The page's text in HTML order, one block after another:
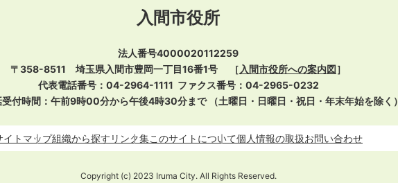
入間市役所
法人番号4000020112259
〒358-8511 埼玉県入間市豊岡一丁目16番1号
［ 入間市役所への案内図］
代表電話番号：04-2964-1111 ファクス番号：04-2965-0232
受付時間：午前9時00分から午後4時30分まで
（土曜日・日曜日・祝日・年末年始を除く）
イトマップ組織から探す リンク集このサイトについて個人情報の取扱お問い合わせ
Copyright (c) 2023 Iruma City. All Rights Reserved.